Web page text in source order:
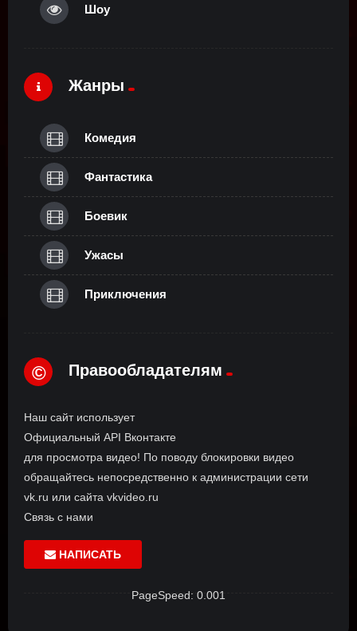
Шоу
Жанры
Комедия
Фантастика
Боевик
Ужасы
Приключения
© Правообладателям
Наш сайт использует
Официальный API Вконтакте
для просмотра видео! По поводу блокировки видео
обращайтесь непосредственно к администрации сети
vk.ru или сайта vkvideo.ru
Связь с нами
НАПИСАТЬ
PageSpeed: 0.001